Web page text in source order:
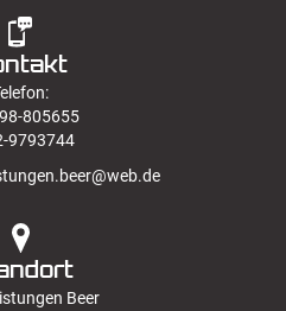
805655
9793744
Beer